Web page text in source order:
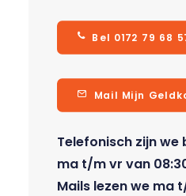
Bel 0172 79 68
Mail Mijn
Telefonisch zijn
ma t/m vr van
Mails lezen we ma